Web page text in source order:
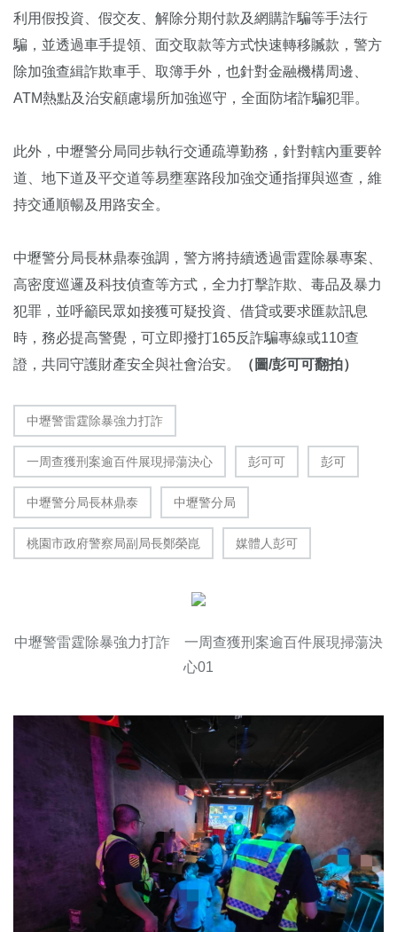
利用假投資、假交友、解除分期付款及網購詐騙等手法行
騙，並透過車手提領、面交取款等方式快速轉移贓款，警方
除加強查緝詐欺車手、取簿手外，也針對金融機構周邊、
ATM熱點及治安顧慮場所加強巡守，全面防堵詐騙犯罪。
此外，中壢警分局同步執行交通疏導勤務，針對轄內重要幹
道、地下道及平交道等易壅塞路段加強交通指揮與巡查，維
持交通順暢及用路安全。
中壢警分局長林鼎泰強調，警方將持續透過雷霆除暴專案、
高密度巡邏及科技偵查等方式，全力打擊詐欺、毒品及暴力
犯罪，並呼籲民眾如接獲可疑投資、借貸或要求匯款訊息
時，務必提高警覺，可立即撥打165反詐騙專線或110查
證，共同守護財產安全與社會治安。
（圖/彭可可翻拍）
中壢警雷霆除暴強力打詐
一周查獲刑案逾百件展現掃蕩決心 彭可可 彭可
中壢警分局長林鼎泰 中壢警分局
桃園市政府警察局副局長鄭榮崑 媒體人彭可
中壢警雷霆除暴強力打詐 一周查獲刑案逾百件展現掃蕩決
心01